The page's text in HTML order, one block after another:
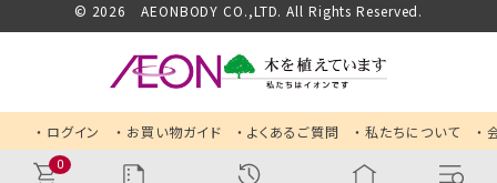
ログイン お買い物ガイド よくあるご質問 私たちについて
0
© 2026 AEONBODY CO.,LTD. All Rights Reserved.